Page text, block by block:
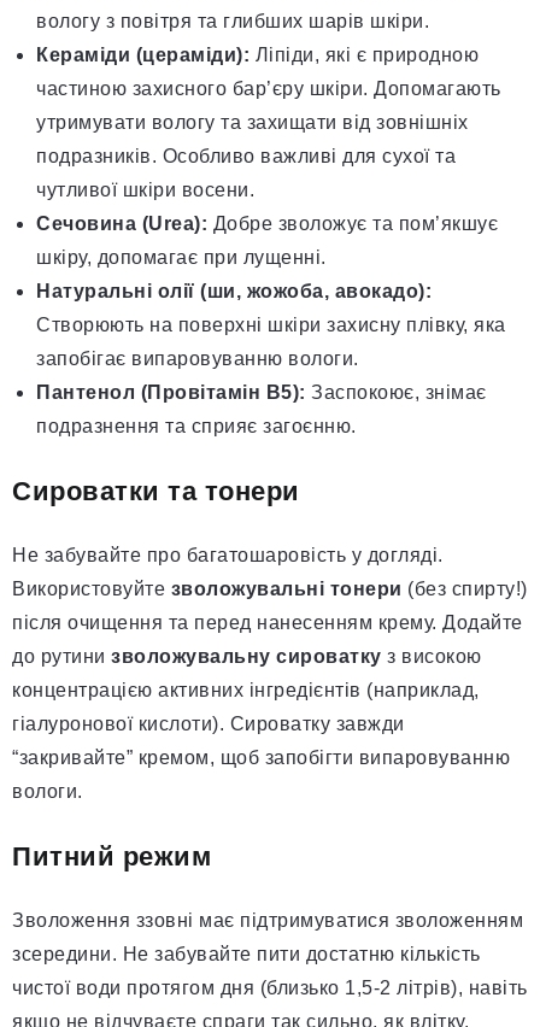
вологу з повітря та глибших шарів шкіри.
Кераміди (цераміди): Ліпіди, які є природною
частиною захисного бар’єру шкіри. Допомагають
утримувати вологу та захищати від зовнішніх
подразників. Особливо важливі для сухої та
чутливої шкіри восени.
Сечовина (Urea): Добре зволожує та пом’якшує
шкіру, допомагає при лущенні.
Натуральні олії (ши, жожоба, авокадо):
Створюють на поверхні шкіри захисну плівку, яка
запобігає випаровуванню вологи.
Пантенол (Провітамін В5): Заспокоює, знімає
подразнення та сприяє загоєнню.
Сироватки та тонери
Не забувайте про багатошаровість у догляді.
Використовуйте зволожувальні тонери (без спирту!)
після очищення та перед нанесенням крему. Додайте
до рутини зволожувальну сироватку з високою
концентрацією активних інгредієнтів (наприклад,
гіалуронової кислоти). Сироватку завжди
“закривайте” кремом, щоб запобігти випаровуванню
вологи.
Питний режим
Зволоження ззовні має підтримуватися зволоженням
зсередини. Не забувайте пити достатню кількість
чистої води протягом дня (близько 1,5-2 літрів), навіть
якщо не відчуваєте спраги так сильно, як влітку.